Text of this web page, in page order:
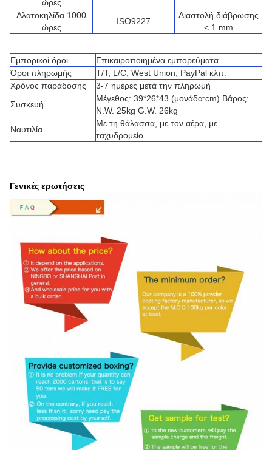
ώρες
Αλατοκηλίδα 1000
ώρες
ISO9227
Διαστολή διάβρωσης
< 1 mm
Εμπορικοί όροι
Επικαιροποιημένα εμπορεύματα
Όροι πληρωμής
T/T, L/C, West Union, PayPal κλπ.
Χρόνος παράδοσης
3-7 ημέρες μετά την πληρωμή
Συσκευή
Μέγεθος: 39*26*43 (μονάδα:cm) Βάρος:
N.W. 25kg G.W. 26kg
Ναυτιλία
Με τη θάλασσα, με τον αέρα, με
ταχυδρομείο
Γενικές ερωτήσεις